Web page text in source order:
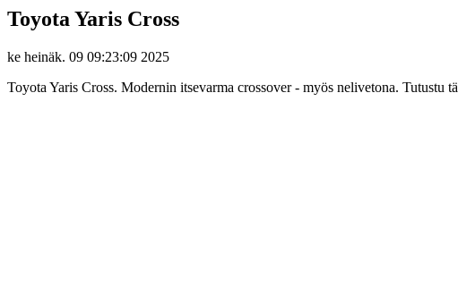
Toyota Yaris Cross
ke heinäk. 09 09:23:09 2025
Toyota Yaris Cross. Modernin itsevarma crossover - myös nelivetona. Tutustu